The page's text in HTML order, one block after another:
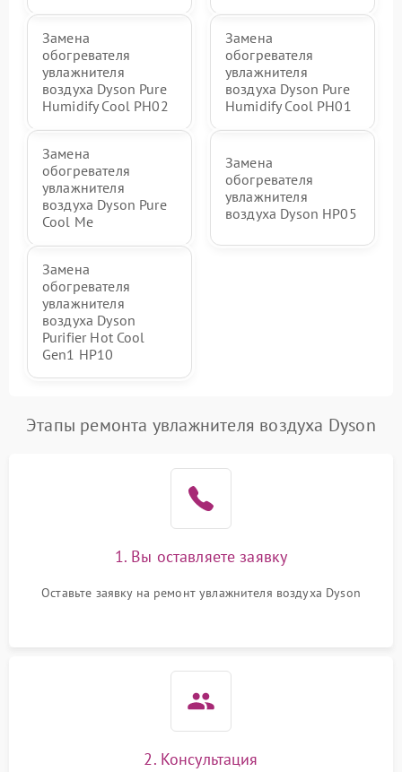
Замена
обогревателя
увлажнителя
воздуха Dyson Pure
Humidify Cool PH02
Замена
обогревателя
увлажнителя
воздуха Dyson Pure
Humidify Cool PH01
Замена
обогревателя
увлажнителя
воздуха Dyson Pure
Cool Me
Замена
обогревателя
увлажнителя
воздуха Dyson HP05
Замена
обогревателя
увлажнителя
воздуха Dyson
Purifier Hot Cool
Gen1 HP10
Этапы ремонта увлажнителя воздуха Dyson
1. Вы оставляете заявку
Оставьте заявку на ремонт увлажнителя воздуха Dyson
2. Консультация